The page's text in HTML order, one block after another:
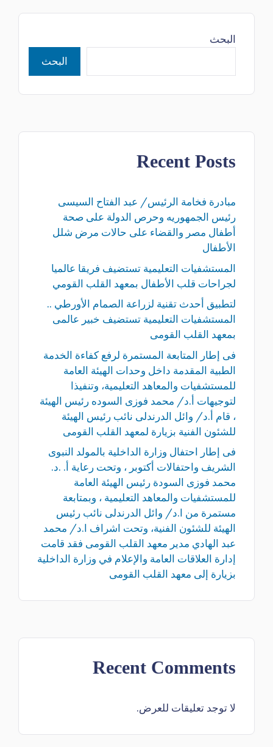
البحث
البحث
Recent Posts
مبادرة فخامة الرئيس/ عبد الفتاح السيسى
رئيس الجمهوريه وحرص الدولة على صحة
أطفال مصر والقضاء على حالات مرض شلل
الأطفال
المستشفيات التعليمية تستضيف فريقا عالميا
لجراحات قلب الأطفال بمعهد القلب القومي
لتطبيق أحدث تقنية لزراعة الصمام الأورطي ..
المستشفيات التعليمية تستضيف خبير عالمى
بمعهد القلب القومى
فى إطار المتابعة المستمرة لرفع كفاءة الخدمة
الطبية المقدمة داخل وحدات الهيئة العامة
للمستشفيات والمعاهد التعليمية، وتنفيذا
لتوجيهات أ.د/ محمد فوزى السوده رئيس الهيئة
، قام أ.د/ وائل الدرندلى نائب رئيس الهيئة
للشئون الفنية بزيارة لمعهد القلب القومى
فى إطار احتفال وزارة الداخلية بالمولد النبوى
الشريف واحتفالات أكتوبر ، وتحت رعاية أ. .د.
محمد فوزى السودة رئيس الهيئة العامة
للمستشفيات والمعاهد التعليمية ، وبمتابعة
مستمرة من ا.د/ وائل الدرندلى نائب رئيس
الهيئة للشئون الفنية، وتحت اشراف ا.د/ محمد
عبد الهادي مدير معهد القلب القومى فقد قامت
إدارة العلاقات العامة والإعلام في وزارة الداخلية
بزيارة إلى معهد القلب القومى
Recent Comments
لا توجد تعليقات للعرض.